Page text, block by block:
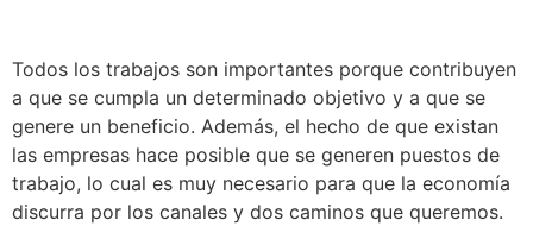
Todos los trabajos son importantes porque contribuyen
a que se cumpla un determinado objetivo y a que se
genere un beneficio. Además, el hecho de que existan
las empresas hace posible que se generen puestos de
trabajo, lo cual es muy necesario para que la economía
discurra por los canales y dos caminos que queremos.